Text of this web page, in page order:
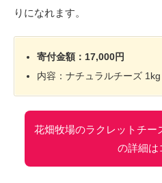
りになれます。
寄付金額：17,000円
内容：ナチュラルチーズ 1kg
花畑牧場のラクレットチー
の詳細は